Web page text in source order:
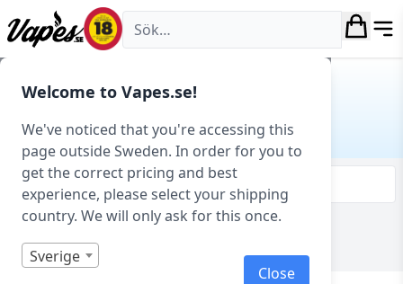
Welcome to Vapes.se!
We've noticed that you're accessing this
page outside Sweden. In order for you to
get the correct pricing and best
experience, please select your shipping
country. We will only ask for this once.
Sverige
Close
Vapes.se
Hem/ Produkt Smakprofil / Scones
SCONES
Filtrera & sortera
Visar 0 produkter av 0 totalt